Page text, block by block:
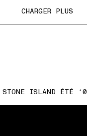
CHARGER PLUS
STONE ISLAND ÉTÉ